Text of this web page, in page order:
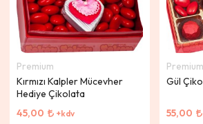
Premium
Kırmızı Kalpler Mücevher
Hediye Çikolata
45,00
+kdv
Premium
Gül
55,00